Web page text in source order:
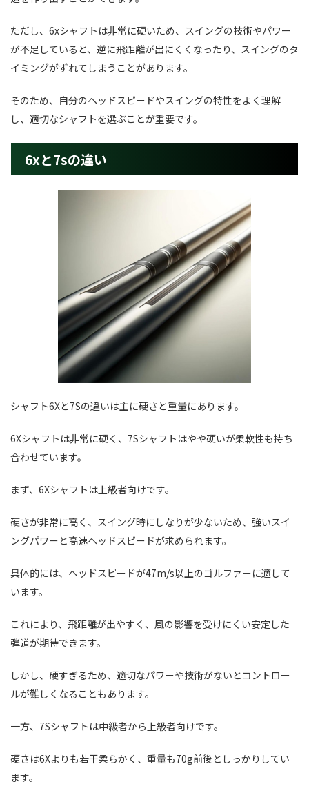
ただし、6xシャフトは非常に硬いため、スイングの技術やパワー
が不足していると、逆に飛距離が出にくくなったり、スイングのタ
イミングがずれてしまうことがあります。
そのため、自分のヘッドスピードやスイングの特性をよく理解
し、適切なシャフトを選ぶことが重要です。
6xと7sの違い
シャフト6Xと7Sの違いは主に硬さと重量にあります。
6Xシャフトは非常に硬く、7Sシャフトはやや硬いが柔軟性も持ち
合わせています。
まず、6Xシャフトは上級者向けです。
硬さが非常に高く、スイング時にしなりが少ないため、強いスイ
ングパワーと高速ヘッドスピードが求められます。
具体的には、ヘッドスピードが47m/s以上のゴルファーに適して
います。
これにより、飛距離が出やすく、風の影響を受けにくい安定した
弾道が期待できます。
しかし、硬すぎるため、適切なパワーや技術がないとコントロー
ルが難しくなることもあります。
一方、7Sシャフトは中級者から上級者向けです。
硬さは6Xよりも若干柔らかく、重量も70g前後としっかりしてい
ます。